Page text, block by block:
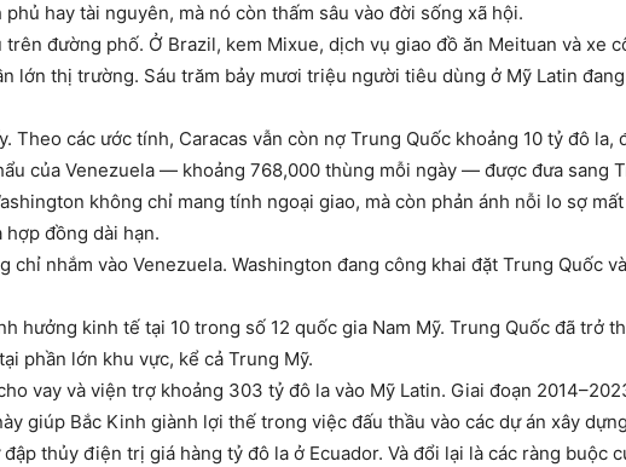
hay tài nguyên, mà nó còn thấm sâu vào đời sống xã hội.
đường phố. Ở Brazil, kem Mixue, dịch vụ giao đồ ăn Meituan và xe
lớn thị trường. Sáu trăm bảy mươi triệu người tiêu dùng ở Mỹ Latin
các ước tính, Caracas vẫn còn nợ Trung Quốc khoảng 10 tỷ đô la,
của Venezuela — khoảng 768,000 thùng mỗi ngày — được đưa sang
không chỉ mang tính ngoại giao, mà còn phản ánh nỗi lo sợ
hợp đồng dài hạn.
nhắm vào Venezuela. Washington đang công khai đặt Trung Quốc
hưởng kinh tế tại 10 trong số 12 quốc gia Nam Mỹ. Trung Quốc đã trở
phần lớn khu vực, kể cả Trung Mỹ.
vay và viện trợ khoảng 303 tỷ đô la vào Mỹ Latin. Giai đoạn
giúp Bắc Kinh giành lợi thế trong việc đấu thầu vào các dự án xây
thủy điện trị giá hàng tỷ đô la ở Ecuador. Và đổi lại là các ràng buộc